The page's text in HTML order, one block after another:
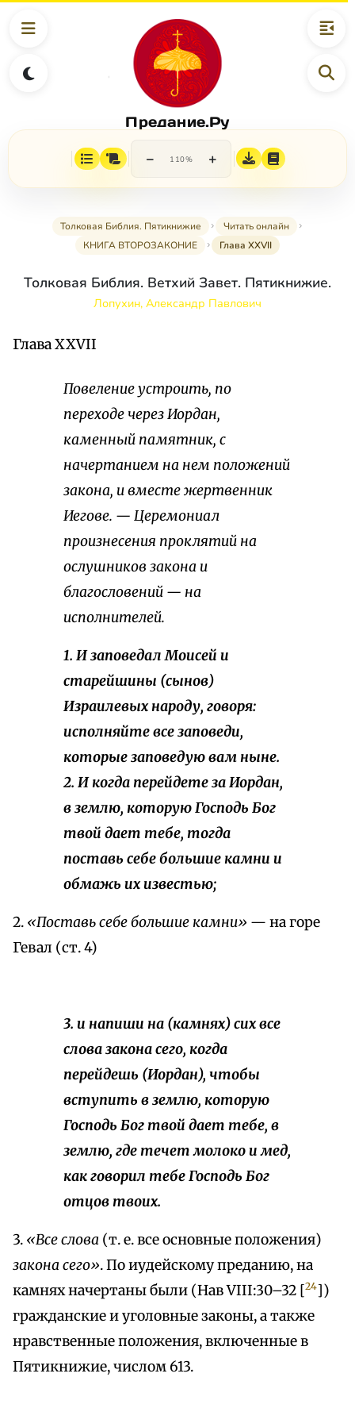
Предание.Ру
− 110% +
Толковая Библия. Пятикнижие
Читать онлайн
КНИГА ВТОРОЗАКОНИЕ
Глава XXVII
Толковая Библия. Ветхий Завет. Пятикнижие.
Лопухин, Александр Павлович
Глава XXVII
Повеление устроить, по
переходе через Иордан,
каменный памятник, с
начертанием на нем положений
закона, и вместе жертвенник
Иегове. — Церемониал
произнесения проклятий на
ослушников закона и
благословений — на
исполнителей.
1. И заповедал Моисей и
старейшины (сынов)
Израилевых народу, говоря:
исполняйте все заповеди,
которые заповедую вам ныне.
2. И когда перейдете за Иордан,
в землю, которую Господь Бог
твой дает тебе, тогда
поставь себе большие камни и
обмажь их известью;
2. «Поставь себе большие камни» — на горе
Гевал (ст. 4)
3. и напиши на (камнях) сих все
слова закона сего, когда
перейдешь (Иордан), чтобы
вступить в землю, которую
Господь Бог твой дает тебе, в
землю, где течет молоко и мед,
как говорил тебе Господь Бог
отцов твоих.
3. «Все слова (т. е. все основные положения)
закона сего». По иудейскому преданию, на
камнях начертаны были (Нав VIII:30–32 [24])
гражданские и уголовные законы, а также
нравственные положения, включенные в
Пятикнижие, числом 613.